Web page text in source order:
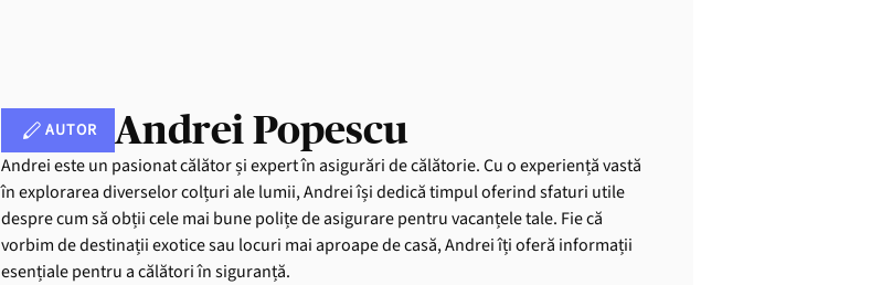
AUTOR Andrei Popescu
Andrei este un pasionat călător și expert în asigurări de călătorie. Cu o experiență vastă
în explorarea diverselor colțuri ale lumii, Andrei își dedică timpul oferind sfaturi utile
despre cum să obții cele mai bune polițe de asigurare pentru vacanțele tale. Fie că
vorbim de destinații exotice sau locuri mai aproape de casă, Andrei îți oferă informații
esențiale pentru a călători în siguranță.